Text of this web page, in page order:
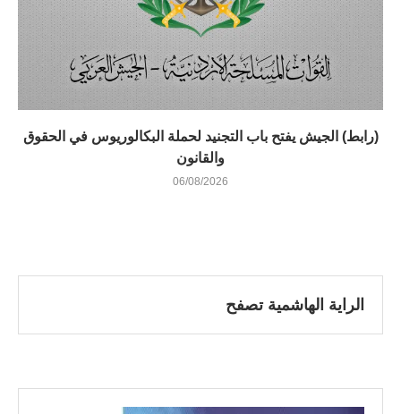
(رابط) الجيش يفتح باب التجنيد لحملة البكالوريوس في الحقوق
والقانون
06/08/2026
الراية الهاشمية تصفح